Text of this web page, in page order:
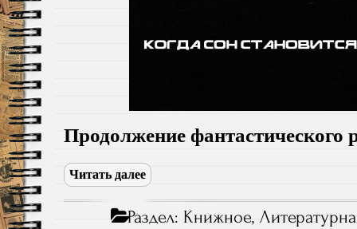
Продолжение фантастического
Читать далее
Раздел: Книжное,